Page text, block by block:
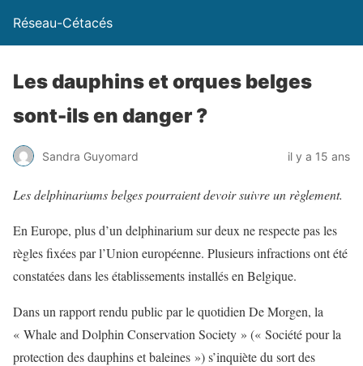
Réseau-Cétacés
Les dauphins et orques belges
sont-ils en danger ?
Sandra Guyomard il y a 15 ans
Les delphinariums belges pourraient devoir suivre un règlement.
En Europe, plus d’un delphinarium sur deux ne respecte pas les
règles fixées par l’Union européenne. Plusieurs infractions ont été
constatées dans les établissements installés en Belgique.
Dans un rapport rendu public par le quotidien De Morgen, la
« Whale and Dolphin Conservation Society » (« Société pour la
protection des dauphins et baleines ») s’inquiète du sort des